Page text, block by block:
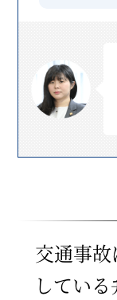
交通事
している